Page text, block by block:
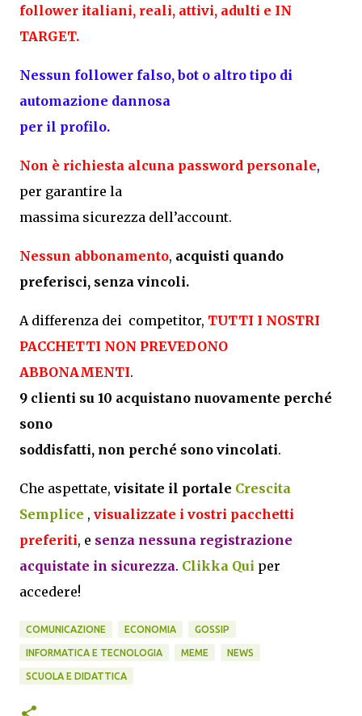
follower italiani, reali, attivi, adulti e IN
TARGET.
Nessun follower falso, bot o altro tipo di
automazione dannosa
per il profilo.
Non è richiesta alcuna password personale,
per garantire la
massima sicurezza dell’account.
Nessun abbonamento, acquisti quando
preferisci, senza vincoli.
A differenza dei competitor, TUTTI I NOSTRI
PACCHETTI NON PREVEDONO
ABBONAMENTI.
9 clienti su 10 acquistano nuovamente perché
sono
soddisfatti, non perché sono vincolati.
Che aspettate, visitate il portale Crescita
Semplice , visualizzate i vostri pacchetti
preferiti, e senza nessuna registrazione
acquistate in sicurezza. Clikka Qui per
accedere!
COMUNICAZIONE ECONOMIA GOSSIP
INFORMATICA E TECNOLOGIA MEME NEWS
SCUOLA E DIDATTICA